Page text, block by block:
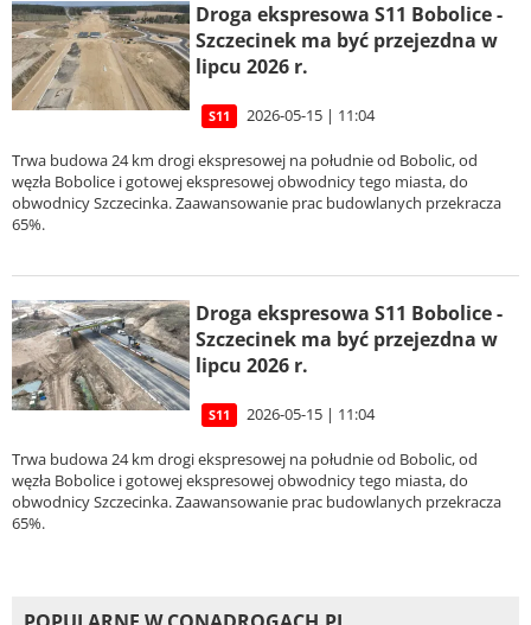
Droga ekspresowa S11 Bobolice -
Szczecinek ma być przejezdna w
lipcu 2026 r.
S11 2026-05-15 | 11:04
Trwa budowa 24 km drogi ekspresowej na południe od Bobolic, od
węzła Bobolice i gotowej ekspresowej obwodnicy tego miasta, do
obwodnicy Szczecinka. Zaawansowanie prac budowlanych przekracza
65%.
Droga ekspresowa S11 Bobolice -
Szczecinek ma być przejezdna w
lipcu 2026 r.
S11 2026-05-15 | 11:04
Trwa budowa 24 km drogi ekspresowej na południe od Bobolic, od
węzła Bobolice i gotowej ekspresowej obwodnicy tego miasta, do
obwodnicy Szczecinka. Zaawansowanie prac budowlanych przekracza
65%.